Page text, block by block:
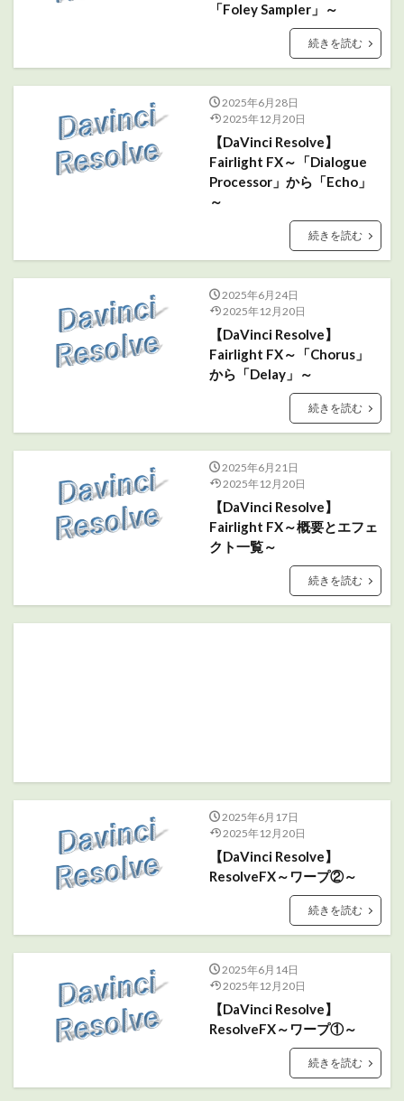
「Foley Sampler」～
続きを読む
2025年6月28日
2025年12月20日
【DaVinci Resolve】
Fairlight FX～「Dialogue
Processor」から「Echo」
～
続きを読む
2025年6月24日
2025年12月20日
【DaVinci Resolve】
Fairlight FX～「Chorus」
から「Delay」～
続きを読む
2025年6月21日
2025年12月20日
【DaVinci Resolve】
Fairlight FX～概要とエフェ
クト一覧～
続きを読む
2025年6月17日
2025年12月20日
【DaVinci Resolve】
ResolveFX～ワープ②～
続きを読む
2025年6月14日
2025年12月20日
【DaVinci Resolve】
ResolveFX～ワープ①～
続きを読む